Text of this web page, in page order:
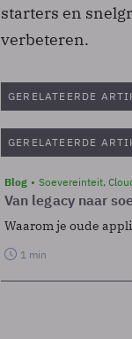
starters en
verbeteren.
GERELATEERDE
GERELATEERDE
Blog Soevereinteit,
Van legacy naar
Waarom je oude
1 min